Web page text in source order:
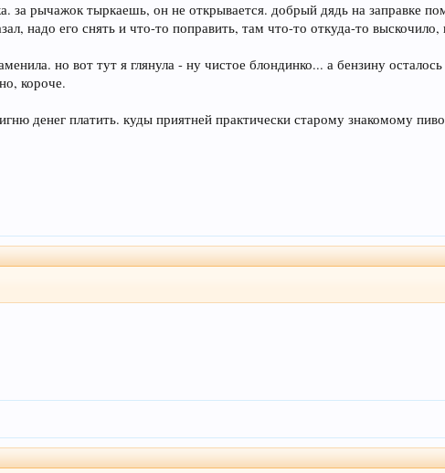
рычажок тыркаешь, он не открывается. добрый дядь на заправке
надо его снять и что-то поправить, там что-то откуда-то
но вот тут я глянула - ну чистое блондинко... а бензину
короче.
денег платить. куды приятней практически старому знакомому